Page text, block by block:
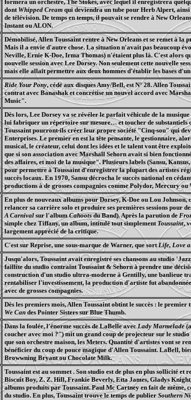
formera un orchestre, The Stokes, avec lequel il enregistrera
dont WhippedCreamqui deviendra un tube pour HerbAlpert,
de télévision. De temps en temps, il pouvait se rendre à NewOrleans
Instant ou ALON.
Démobilisé, Allen Toussaint rentre à NewOrleanset se remet à la
Mais il a envie d'autre chose. La situation n'avait pas beaucoup
Neville, ErnieK-Doe, Irma Thomas) n'étaient plus là. C'est alors
nouvelle session avec Lee Dorsey. Non seulement cette nouvelle
mais elle allait permettre aux deux hommes d'établir les bases
RideYour Pony, cédé aux disques Amy/Bell, est N° 28. Allen
contrat avec Banashaket concrétise un nouvel accord avec
Music".
Dès lors, Lee Dorseyva se révéler le parfait véhicule de la
lui fabriquer un répertoire sur mesure… et toucher de
Toussaint pourront-ils créer leur propre société "Cinq-sou" qui
Enterprises. Le premier en est la tête pensante, le gestionnaire,
musical, le créateur, celui dont les idées et le talent vont être
que si son association avec Marshall Sehornavait si bien
des affaires, et moi de la musique". Plusieurs labels (Sansu,Kansus,
pour permettre à Toussaint d'enregistrer la plupart des artistes
succès locaux. En 1970, Sansudécrocha le succès national en
productions à de grosses compagnies commePolydor, Mercury ou
En plus de nouveaux albums pourDorsey,K-Doeou Lou Johnson,
relancer sa carrière solo et produire ses premières sessions pour
A Carnivalsur l'albumCahootsdu Band). Après la parution de
simple chez Tiffany, un album, intitulé tout simplement Toussaint,
largement apprécié de la critique.
C'est sur Reprise, une sous-marque de Warner, que sortLife, Love
Jusqu'alors, Toussaint avait enregistré ses chansons au studio
faillite du studio contraint Toussaint &Sehornà prendre une
construction d'un studio ultrra-moderneà Gentilly, une banlieue
rentabiliser l'investissement, la production d'artiste fut
avec de grosses compagnies.
Dès les premiers mois, Allen Toussaint obtint le succès : le premier
WeCandes Pointer Sisters sur BlueThumb.
Dans la foulée, l'énorme succès deLaBelleavecLady Marmelade
coucher avec moi ?") mit un grand coup de projecteur sur le
que son orchestre maison, lesMeters. Quantité d'artistes vont se
bénéficier du coup de pouce magique d'Allen Toussaint. LaBell,
Browwning Bryant ouChocolateMilk.
Toussaint est au sommet .Son studio est de plus en plus sollicité et
Biscuit Boy, Z. Z. Hill, Frankie Beverly,EttaJames, Gladys
albums produits par Toussaint. Paul McCartneyen fait de même,
du studio. En plus, Toussaint trouve le temps de publier Southern